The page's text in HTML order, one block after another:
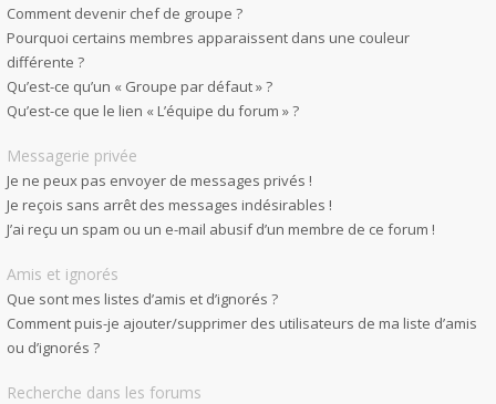
Comment devenir chef de groupe ?
Pourquoi certains membres apparaissent dans une couleur
différente ?
Qu’est-ce qu’un « Groupe par défaut » ?
Qu’est-ce que le lien « L’équipe du forum » ?
Messagerie privée
Je ne peux pas envoyer de messages privés !
Je reçois sans arrêt des messages indésirables !
J’ai reçu un spam ou un e-mail abusif d’un membre de ce forum !
Amis et ignorés
Que sont mes listes d’amis et d’ignorés ?
Comment puis-je ajouter/supprimer des utilisateurs de ma liste d’amis
ou d’ignorés ?
Recherche dans les forums